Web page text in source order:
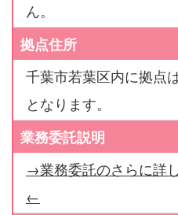
ん。
拠点住所
千葉市若葉区内に拠点
となります。
業務委託説明
→業務委託のさらに詳
←